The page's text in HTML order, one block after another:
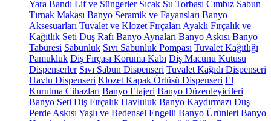
Yara Bandı Lif ve Süngerler Sıcak Su Torbası Cımbız Sabun
Tırnak Makası Banyo Seramik ve Fayansları Banyo
Aksesuarları Tuvalet ve Klozet Fırçaları Ayaklı Fırçalık ve
Kağıtlık Seti Duş Rafı Banyo Aynaları Banyo Askısı Banyo
Taburesi Sabunluk Sıvı Sabunluk Pompası Tuvalet Kağıtlığı
Pamukluk Diş Fırçası Koruma Kabı Diş Macunu Kutusu
Dispenserler Sıvı Sabun Dispenseri Tuvalet Kağıdı Dispenseri
Havlu Dispenseri Klozet Kapak Örtüsü Dispenseri El
Kurutma Cihazları Banyo Etajeri Banyo Düzenleyicileri
Banyo Seti Diş Fırçalık Havluluk Banyo Kaydırmazı Duş
Perde Askısı Yaşlı ve Bedensel Engelli Banyo Ürünleri Banyo